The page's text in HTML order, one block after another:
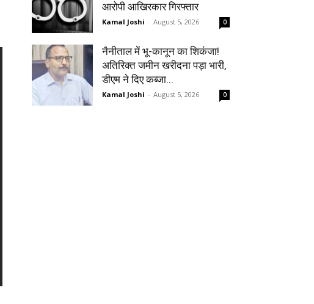
आरोपी आखिरकार गिरफ्तार
Kamal Joshi - August 5, 2026 0
नैनीताल में भू-कानून का शिकंजा!
अतिरिक्त जमीन खरीदना पड़ा भारी,
डीएम ने दिए कब्जा...
Kamal Joshi - August 5, 2026 0